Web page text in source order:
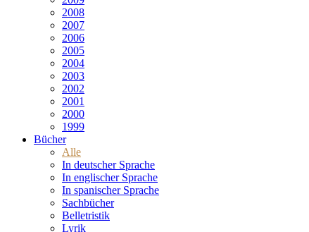
2008
2007
2006
2005
2004
2003
2002
2001
2000
1999
Bücher
Alle
In deutscher Sprache
In englischer Sprache
In spanischer Sprache
Sachbücher
Belletristik
Lyrik